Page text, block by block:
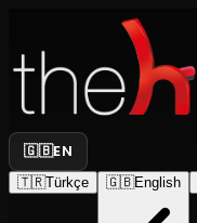
🇬🇧EN
🇹🇷Türkçe 🇬🇧English